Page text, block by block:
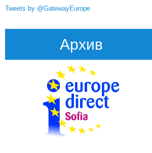
Tweets by @GatewayEurope
Архив